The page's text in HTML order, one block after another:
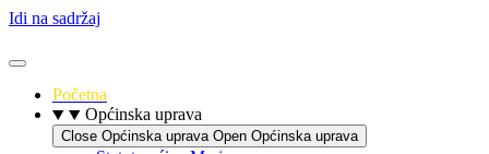
Idi na sadržaj
Početna
Općinska uprava
Close Općinska uprava Open Općinska uprava